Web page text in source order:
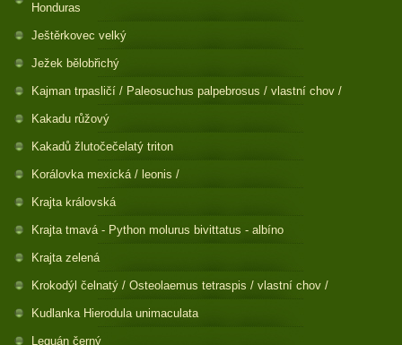
Honduras
Ještěrkovec velký
Ježek bělobřichý
Kajman trpasličí / Paleosuchus palpebrosus / vlastní chov /
Kakadu růžový
Kakadů žlutočečelatý triton
Korálovka mexická / leonis /
Krajta královská
Krajta tmavá - Python molurus bivittatus - albíno
Krajta zelená
Krokodýl čelnatý / Osteolaemus tetraspis / vlastní chov /
Kudlanka Hierodula unimaculata
Leguán černý